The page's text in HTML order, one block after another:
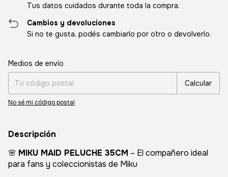
Tus datos cuidados durante toda la compra.
Cambios y devoluciones
Si no te gusta, podés cambiarlo por otro o devolverlo.
Entregas para el CP:
Medios de envío
Calcular
No sé mi código postal
Descripción
🌸 MIKU MAID PELUCHE 35CM – El compañero ideal
para fans y coleccionistas de Miku